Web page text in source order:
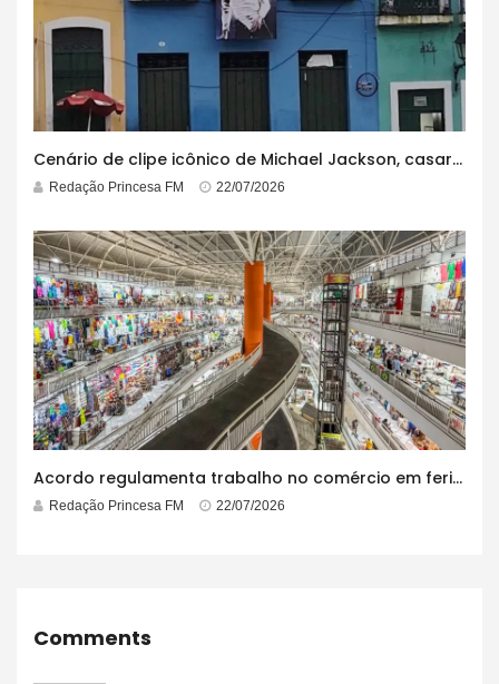
Cenário de clipe icônico de Michael Jackson, casarão azul no centro do Pelourinho enfrenta ordem de desocupação
Redação Princesa FM 22/07/2026
Acordo regulamenta trabalho no comércio em feriados
Redação Princesa FM 22/07/2026
Comments